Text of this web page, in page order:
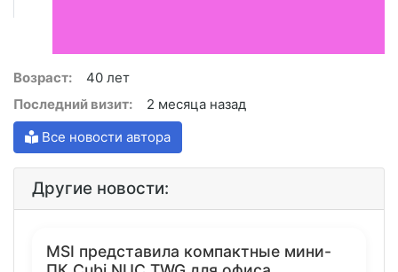
Возраст:
40 лет
Последний визит:
2 месяца назад
Все новости автора
Другие новости:
MSI представила компактные мини-